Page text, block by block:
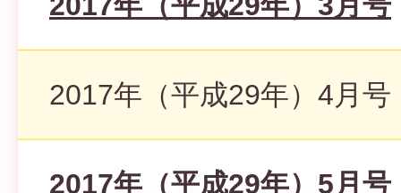
2017年（平成29年）4月号
2017年（平成29年）5月号